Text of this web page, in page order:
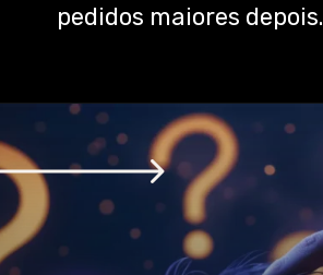
pedidos maiores depois.